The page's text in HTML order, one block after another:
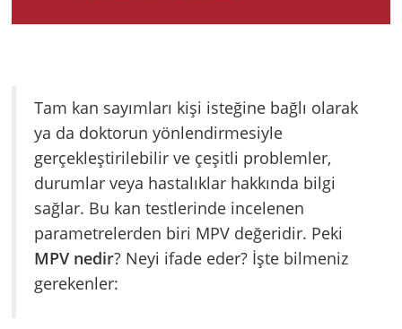
Tam kan sayımları kişi isteğine bağlı olarak
ya da doktorun yönlendirmesiyle
gerçekleştirilebilir ve çeşitli problemler,
durumlar veya hastalıklar hakkında bilgi
sağlar. Bu kan testlerinde incelenen
parametrelerden biri MPV değeridir. Peki
MPV nedir? Neyi ifade eder? İşte bilmeniz
gerekenler: